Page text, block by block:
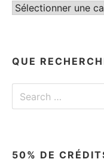
Tous
QUE
50% DE